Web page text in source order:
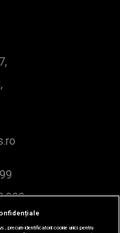
precum identificatorii cookie unici pentru